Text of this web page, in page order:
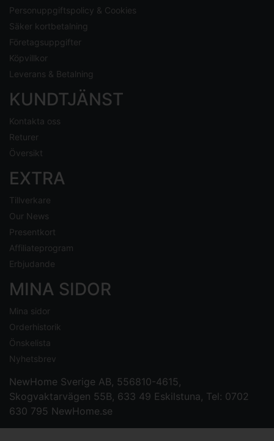
Personuppgiftspolicy & Cookies
Säker kortbetalning
Företagsuppgifter
Köpvillkor
Leverans & Betalning
KUNDTJÄNST
Kontakta oss
Returer
Översikt
EXTRA
Tillverkare
Our News
Presentkort
Affiliateprogram
Erbjudande
MINA SIDOR
Mina sidor
Orderhistorik
Önskelista
Nyhetsbrev
NewHome Sverige AB, 556810-4615,
Skogvaktarvägen 55B, 633 49 Eskilstuna, Tel: 0702
630 795 NewHome.se